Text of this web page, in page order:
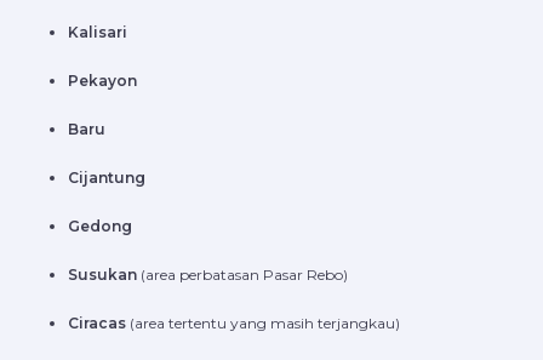
Kalisari
Pekayon
Baru
Cijantung
Gedong
Susukan (area perbatasan Pasar Rebo)
Ciracas (area tertentu yang masih terjangkau)